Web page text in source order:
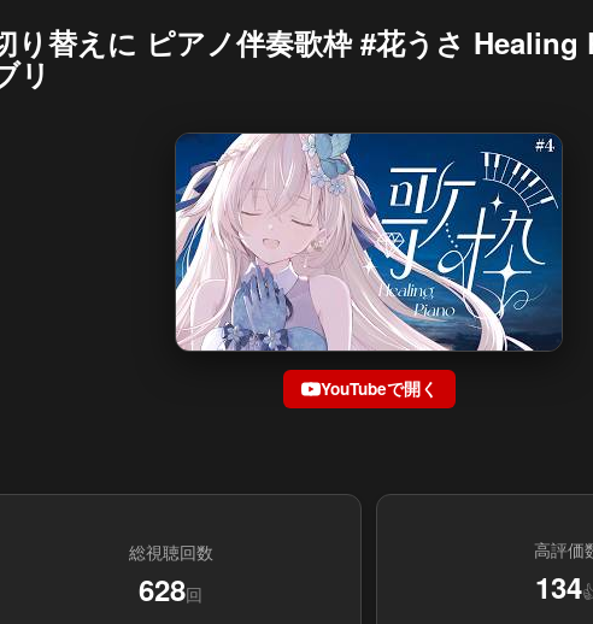
り替えに ピアノ伴奏歌枠 #花うさ
リ
YouTubeで開く
総視聴回数
628回
高評価
134